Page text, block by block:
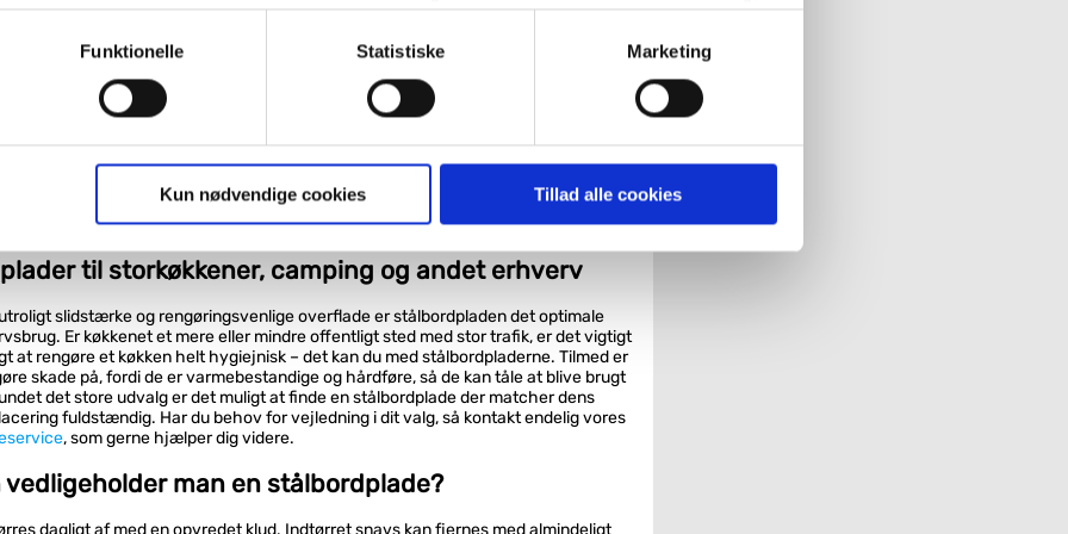
som giver mening for den enkelte af vores kunder.
egne cookies og tredjeparts cookies. Ved at klikke 'Vis detaljer' nedenfor kan du se hvilke
så giver du samtykke til de ovenfor nævnte formål med de pågældende cookies. Du har
vælge bestemte cookie-typer til og fra nedenfor. Til enhver tid er det ligeledes muligt, at
måtte ønske det.
vi behandler dine personoplysninger, ved at klikke her
Funktionelle Statistiske Marketing
Kun nødvendige cookies Tillad alle cookies
vedligeholde
med dobbelt vask eller enkelt
kan du finde både bordplader i rustfrit stål med både dobbeltvask og enkelt
De fås desuden med en lille kumme ved siden af den store; en skyllekumme, som er
til skylning af grøntsager og lignende.
til storkøkkener, camping og andet erhverv
slidstærke og rengøringsvenlige overflade er stålbordpladen det optimale
Er køkkenet et mere eller mindre offentligt sted med stor trafik, er det vigtigt
at rengøre et køkken helt hygiejnisk – det kan du med stålbordpladerne. Tilmed er
skade på, fordi de er varmebestandige og hårdføre, så de kan tåle at blive brugt
det store udvalg er det muligt at finde en stålbordplade der matcher dens
fuldstændig. Har du behov for vejledning i dit valg, så kontakt endelig vores
, som gerne hjælper dig videre.
vedligeholder man en stålbordplade?
dagligt af med en opvredet klud. Indtørret snavs kan fjernes med almindeligt